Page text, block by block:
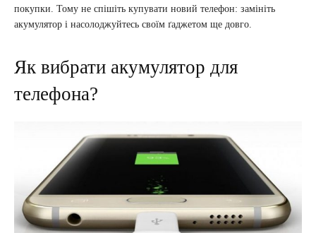
покупки. Тому не спішіть купувати новий телефон: замініть
акумулятор і насолоджуйтесь своїм ґаджетом ще довго.
Як вибрати акумулятор для
телефона?